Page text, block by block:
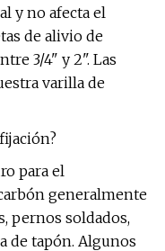
y no afecta el
de alivio de
3/4" y 2". Las
varilla de
para el
generalmente
pernos soldados,
de tapón. Algunos